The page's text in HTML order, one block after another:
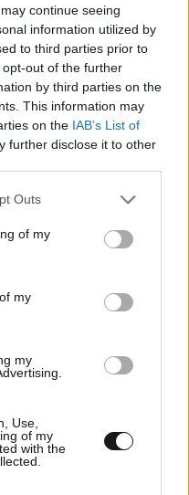
continue seeing
information utilized by
to third parties prior to
out of the further
by third parties on the
This information may
on the IAB’s List of
further disclose it to other
one or more Google
You may click to
its third-party tags to
in below Google
Outs
of my
my
my
Use,
of my
with the
– Μαθητής άνοιξε
νεκροί
στα αποκαΐδια